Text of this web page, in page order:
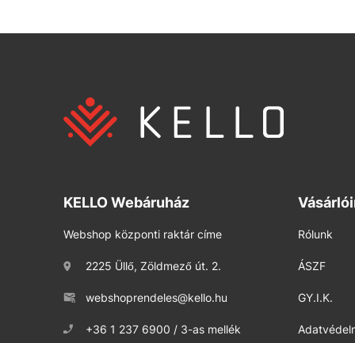
KELLO Webáruház
Webshop központi raktár címe
2225 Üllő, Zöldmező út. 2.
webshoprendeles@kello.hu
+36 1 237 6900 / 3-as mellék
Rólunk
ÁSZF
GY.I.K.